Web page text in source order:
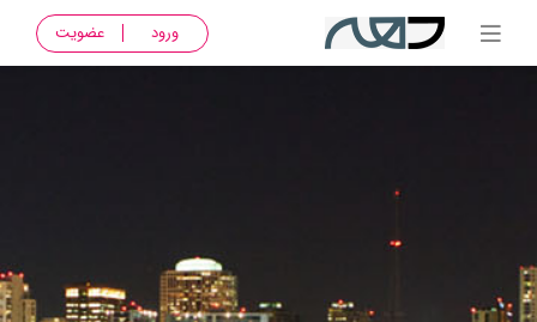
ورود عضویت